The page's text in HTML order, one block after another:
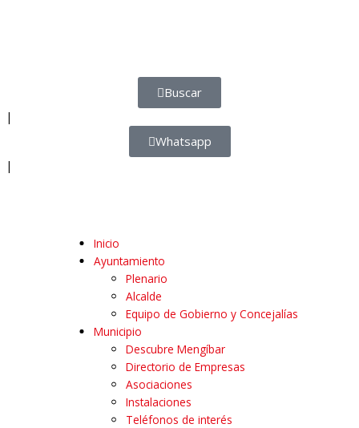
Buscar
|
Whatsapp
|
Inicio
Ayuntamiento
Plenario
Alcalde
Equipo de Gobierno y Concejalías
Municipio
Descubre Mengíbar
Directorio de Empresas
Asociaciones
Instalaciones
Teléfonos de interés